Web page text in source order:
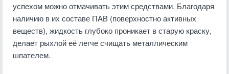
успехом можно отмачивать этим средствами. Благодаря
наличию в их составе ПАВ (поверхностно активных
веществ), жидкость глубоко проникает в старую краску,
делает рыхлой её легче счищать металлическим
шпателем.